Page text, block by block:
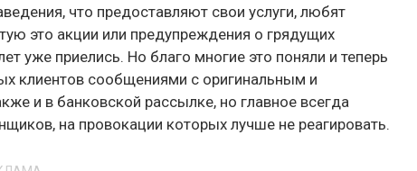
что предоставляют свои услуги, любят
это акции или предупреждения о грядущих
уже приелись. Но благо многие это поняли и теперь
клиентов сообщениями с оригинальным и
и в банковской рассылке, но главное всегда
на провокации которых лучше не реагировать.